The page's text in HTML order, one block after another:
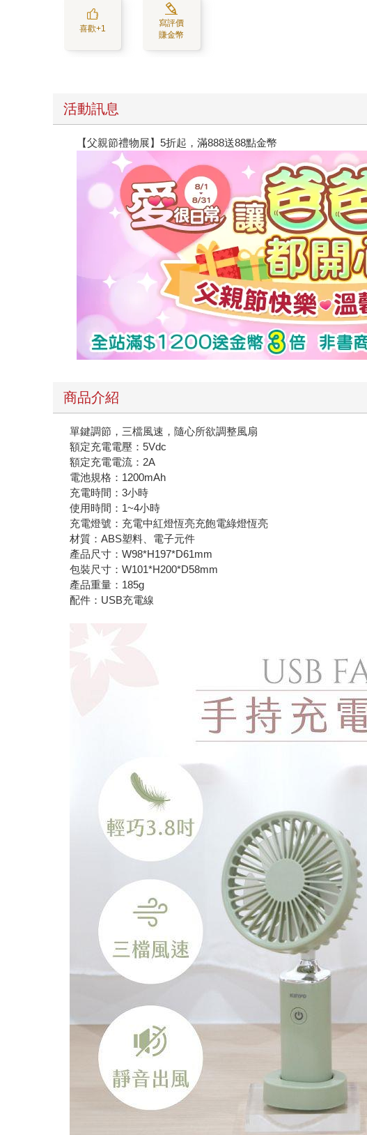
喜歡+1
寫評價
賺金幣
活動訊息
【父親節禮物展】5折起，滿888送88點金幣
商品介紹
單鍵調節，三檔風速，隨心所欲調整風扇
額定充電電壓：5Vdc
額定充電電流：2A
電池規格：1200mAh
充電時間：3小時
使用時間：1~4小時
充電燈號：充電中紅燈恆亮充飽電綠燈恆亮
材質：ABS塑料、電子元件
產品尺寸：W98*H197*D61mm
包裝尺寸：W101*H200*D58mm
產品重量：185g
配件：USB充電線